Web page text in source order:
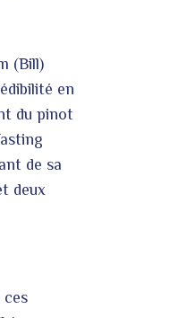
(Bill)
en
du pinot
de sa
deux
ces